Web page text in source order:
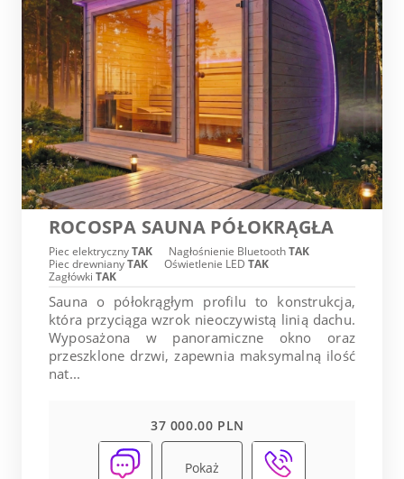
ROCOSPA SAUNA PÓŁOKRĄGŁA
Piec elektrycznyTAK Nagłośnienie BluetoothTAK
Piec drewnianyTAK Oświetlenie LED TAK
Zagłówki TAK
Sauna o półokrągłym profilu to konstrukcja,
która przyciąga wzrok nieoczywistą linią dachu.
Wyposażona w panoramiczne okno oraz
przeszklone drzwi, zapewnia maksymalną ilość
nat...
37 000.00 PLN
Pokaż